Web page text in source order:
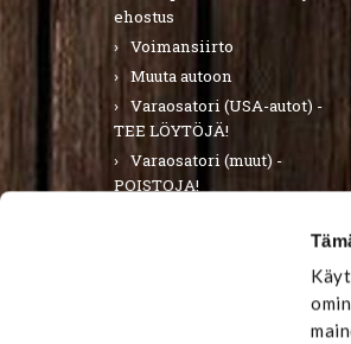
ehostus
Voimansiirto
Muuta autoon
Varaosatori (USA-autot) -
TEE LÖYTÖJÄ!
Varaosatori (muut) -
POISTOJA!